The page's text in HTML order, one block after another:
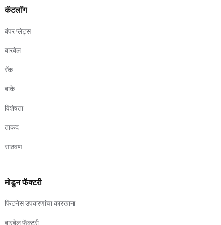
कॅटलॉग
बंपर प्लेट्स
बारबेल
रॅक
बाके
विशेषता
ताकद
साठवण
मोडुन फॅक्टरी
फिटनेस उपकरणांचा कारखाना
बारबेल फॅक्टरी